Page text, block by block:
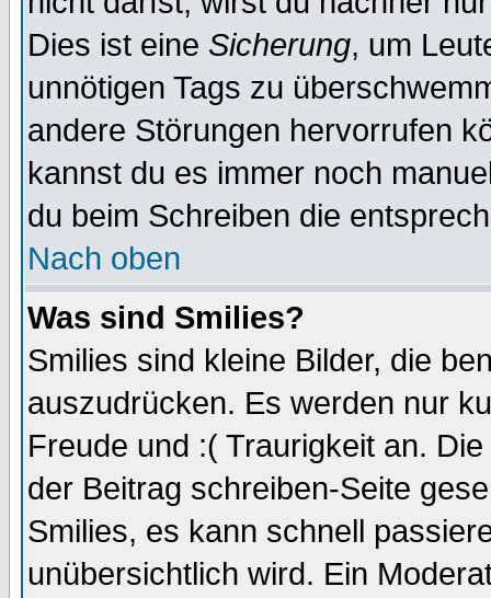
Dies ist eine Sicherung, um
unnötigen Tags zu
andere Störungen hervorrufen
kannst du es immer noch
du beim Schreiben die
Nach oben
Was sind Smilies?
Smilies sind kleine Bilder, die
auszudrücken. Es werden nur
Freude und :( Traurigkeit an.
der Beitrag schreiben-Seite
Smilies, es kann schnell
unübersichtlich wird. Ein